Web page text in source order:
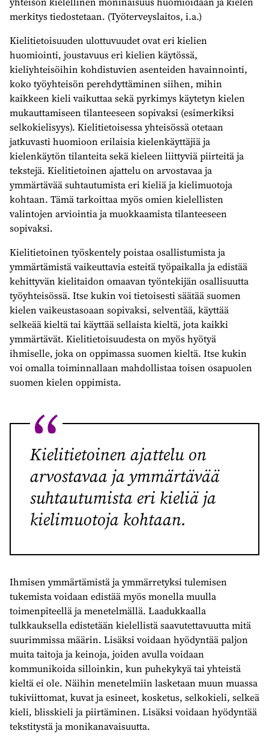
merkitys tiedostetaan. (Työterveyslaitos, i.a.)
Kielitietoisuuden ulottuvuudet ovat eri kielien
huomiointi, joustavuus eri kielien käytössä,
kieliyhteisöihin kohdistuvien asenteiden havainnointi,
koko työyhteisön perehdyttäminen siihen, mihin
kaikkeen kieli vaikuttaa sekä pyrkimys käytetyn kielen
mukauttamiseen tilanteeseen sopivaksi (esimerkiksi
selkokielisyys). Kielitietoisessa yhteisössä otetaan
jatkuvasti huomioon erilaisia kielenkäyttäjiä ja
kielenkäytön tilanteita sekä kieleen liittyviä piirteitä ja
tekstejä. Kielitietoinen ajattelu on arvostavaa ja
ymmärtävää suhtautumista eri kieliä ja kielimuotoja
kohtaan. Tämä tarkoittaa myös omien kielellisten
valintojen arviointia ja muokkaamista tilanteeseen
sopivaksi.
Kielitietoinen työskentely poistaa osallistumista ja
ymmärtämistä vaikeuttavia esteitä työpaikalla ja edistää
kehittyvän kielitaidon omaavan työntekijän osallisuutta
työyhteisössä. Itse kukin voi tietoisesti säätää suomen
kielen vaikeustasoaan sopivaksi, selventää, käyttää
selkeää kieltä tai käyttää sellaista kieltä, jota kaikki
ymmärtävät. Kielitietoisuudesta on myös hyötyä
ihmiselle, joka on oppimassa suomen kieltä. Itse kukin
voi omalla toiminnallaan mahdollistaa toisen osapuolen
suomen kielen oppimista.
Kielitietoinen ajattelu on
arvostavaa ja ymmärtävää
suhtautumista eri kieliä ja
kielimuotoja kohtaan.
Ihmisen ymmärtämistä ja ymmärretyksi tulemisen
tukemista voidaan edistää myös monella muulla
toimenpiteellä ja menetelmällä. Laadukkaalla
tulkkauksella edistetään kielellistä saavutettavuutta mitä
suurimmissa määrin. Lisäksi voidaan hyödyntää paljon
muita taitoja ja keinoja, joiden avulla voidaan
kommunikoida silloinkin, kun puhekykyä tai yhteistä
kieltä ei ole. Näihin menetelmiin lasketaan muun muassa
tukiviittomat, kuvat ja esineet, kosketus, selkokieli, selkeä
kieli, blisskieli ja piirtäminen. Lisäksi voidaan hyödyntää
tekstitystä ja monikanavaisuutta.